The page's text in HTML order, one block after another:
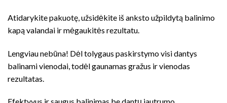
Atidarykite pakuotę, užsidėkite iš anksto užpildytą balinimo
kapą valandai ir mėgaukitės rezultatu.
Lengviau nebūna! Dėl tolygaus paskirstymo visi dantys
balinami vienodai, todėl gaunamas gražus ir vienodas
rezultatas.